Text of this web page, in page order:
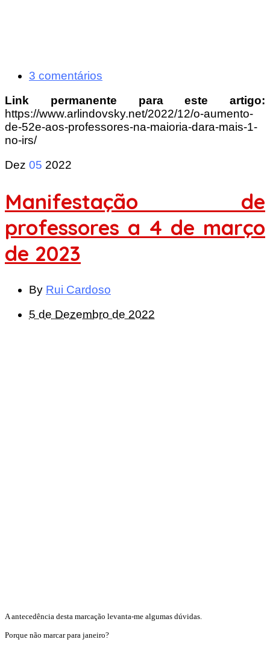
3 comentários
Link permanente para este artigo:
https://www.arlindovsky.net/2022/12/o-aumento-
de-52e-aos-professores-na-maioria-dara-mais-1-
no-irs/
Dez 05 2022
Manifestação de
professores a 4 de março
de 2023
By Rui Cardoso
5 de Dezembro de 2022
A antecedência desta marcação levanta-me algumas dúvidas.
Porque não marcar para janeiro?